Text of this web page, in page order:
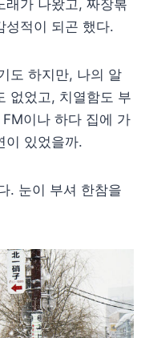
래가 나왔고, 짜장볶
성적이 되곤 했다.
도 하지만, 나의 알
없었고, 치열함도 부
이나 하다 집에 가
이 있었을까.
. 눈이 부셔 한참을